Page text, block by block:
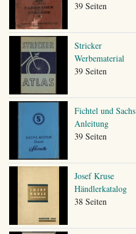
39 Seiten
Stricker
Werbematerial
39 Seiten
Fichtel und Sachs
Anleitung
39 Seiten
Josef Kruse
Händlerkatalog
38 Seiten